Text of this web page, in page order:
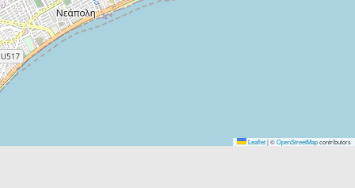
Leaflet|©OpenStreetMapcontributors